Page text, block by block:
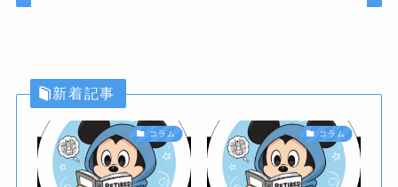
新着記事
コラム コラム